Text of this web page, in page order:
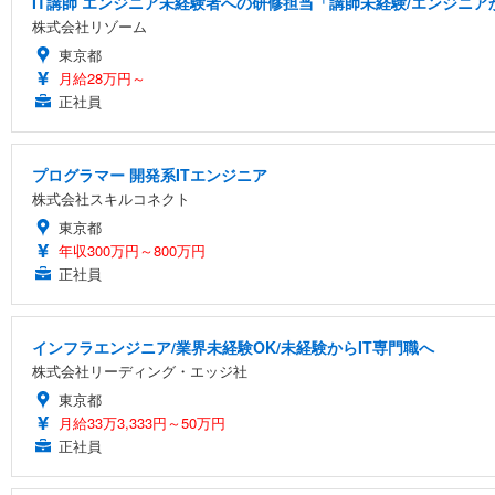
株式会社リゾーム
東京都
月給28万円～
正社員
プログラマー 開発系ITエンジニア
株式会社スキルコネクト
東京都
年収300万円～800万円
正社員
インフラエンジニア/業界未経験OK/未経験からIT専門職へ
株式会社リーディング・エッジ社
東京都
月給33万3,333円～50万円
正社員